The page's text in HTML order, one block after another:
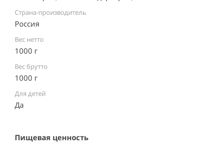
Страна-производитель
Россия ⠀
Вес нетто
1000 г
Вес брутто
1000 г
Для детей
Да
Пищевая ценность